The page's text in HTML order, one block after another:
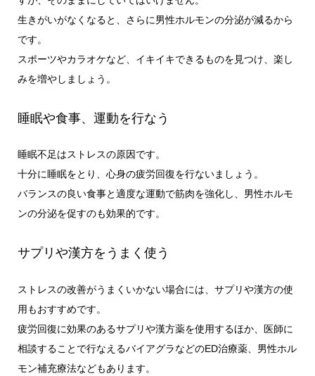
生きがいがなくなると、さらに男性ホルモンの分泌が減るから
です。
スポーツやカラオケなど、イキイキできるものを見つけ、楽し
みを増やしましょう。
睡眠や食事、運動を行なう
睡眠不足はストレスの原因です。
十分に睡眠をとり、心身の疲労回復を行ないましょう。
バランスの良い食事と適度な運動で筋肉を強化し、男性ホルモ
ンの分泌を促すのも効果的です。
サプリや漢方をうまく使う
ストレスの改善がうまくいかない場合には、サプリや漢方の使
用もおすすめです。
疲労回復に効果のあるサプリや漢方薬を使用するほか、医師に
相談することで行なえるバイアグラなどのED治療薬、男性ホル
モン補充療法などもあります。